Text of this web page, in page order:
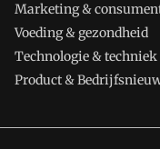
Marketing &
Voeding & gezondheid
Technologie & techniek
Product &